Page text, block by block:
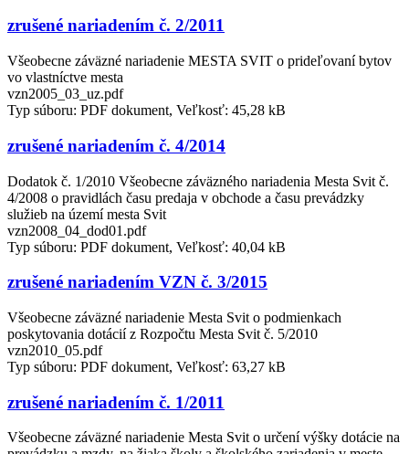
zrušené nariadením č. 2/2011
Všeobecne záväzné nariadenie MESTA SVIT o prideľovaní bytov
vo vlastníctve mesta
vzn2005_03_uz.pdf
Typ súboru: PDF dokument, Veľkosť: 45,28 kB
zrušené nariadením č. 4/2014
Dodatok č. 1/2010 Všeobecne záväzného nariadenia Mesta Svit č.
4/2008 o pravidlách času predaja v obchode a času prevádzky
služieb na území mesta Svit
vzn2008_04_dod01.pdf
Typ súboru: PDF dokument, Veľkosť: 40,04 kB
zrušené nariadením VZN č. 3/2015
Všeobecne záväzné nariadenie Mesta Svit o podmienkach
poskytovania dotácií z Rozpočtu Mesta Svit č. 5/2010
vzn2010_05.pdf
Typ súboru: PDF dokument, Veľkosť: 63,27 kB
zrušené nariadením č. 1/2011
Všeobecne záväzné nariadenie Mesta Svit o určení výšky dotácie na